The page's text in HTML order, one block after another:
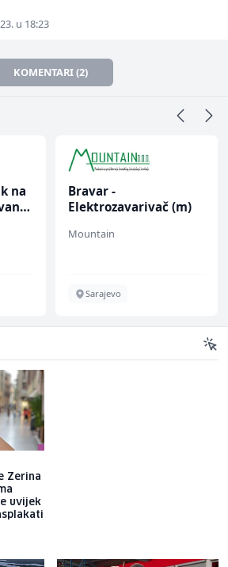
u 18:23
KOMENTARI (2)
na
Bravar -
Elektrozavarivač (m)
Mountain
Sarajevo
Zerina
uvijek